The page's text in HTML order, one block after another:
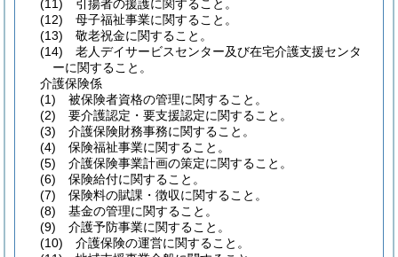
(11) 引揚者の援護に関すること。
(12) 母子福祉事業に関すること。
(13) 敬老祝金に関すること。
(14) 老人デイサービスセンター及び在宅介護支援センタ
ーに関すること。
介護保険係
(1) 被保険者資格の管理に関すること。
(2) 要介護認定・要支援認定に関すること。
(3) 介護保険財務事務に関すること。
(4) 保険福祉事業に関すること。
(5) 介護保険事業計画の策定に関すること。
(6) 保険給付に関すること。
(7) 保険料の賦課・徴収に関すること。
(8) 基金の管理に関すること。
(9) 介護予防事業に関すること。
(10) 介護保険の運営に関すること。